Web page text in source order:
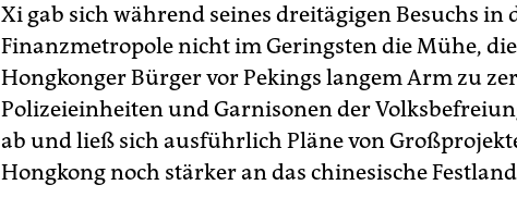
Xi gab sich während seines dreitägigen Besuchs in
Finanzmetropole nicht im Geringsten die Mühe,
Hongkonger Bürger vor Pekings langem Arm zu
Polizeieinheiten und Garnisonen der
ab und ließ sich ausführlich Pläne von
Hongkong noch stärker an das chinesische